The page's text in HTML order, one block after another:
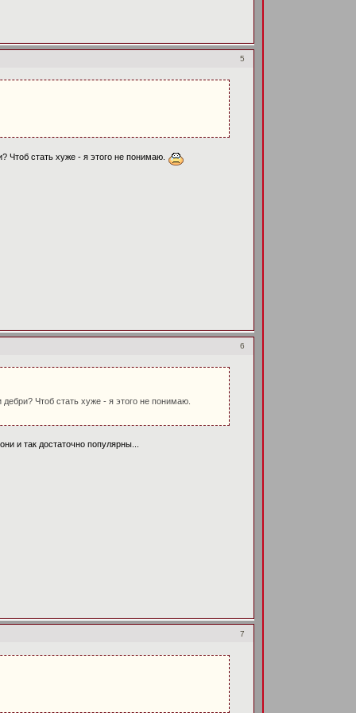
5
Чтоб стать хуже - я этого не понимаю.
6
Чтоб стать хуже - я этого не понимаю.
и так достаточно популярны...
7